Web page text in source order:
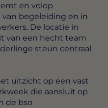
en volop
begeleiding en in
De locatie in
van een hecht team
steun centraal
uitzicht op een vast
die aansluit op
de bso